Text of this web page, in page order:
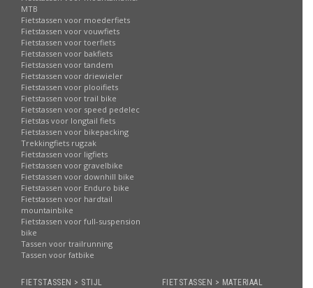
MTB
Fietstassen voor moederfiets
Fietstassen voor vouwfiets
Fietstassen voor toerfiets
Fietstassen voor bakfiets
Fietstassen voor tandem
Fietstassen voor driewieler
Fietstassen voor plooifiets
Fietstassen voor trail bike
Fietstassen voor speed pedelec
Fietstas voor longtail fiets
Fietstassen voor bikepacking
Trekkingfiets rugzak
Fietstassen voor ligfiets
Fietstassen voor gravelbike
Fietstassen voor downhill bike
Fietstassen voor Enduro bike
Fietstassen voor hardtail
mountainbike
Fietstassen voor full-suspension
bike
Tassen voor trailrunning
Tassen voor fatbike
FIETSTASSEN > STIJL FIETSTASSEN > MATERIAAL